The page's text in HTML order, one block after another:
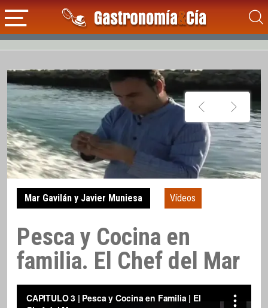
Mar Gavilán y Javier Muniesa Vídeos
Pesca y Cocina en
familia. El Chef del Mar